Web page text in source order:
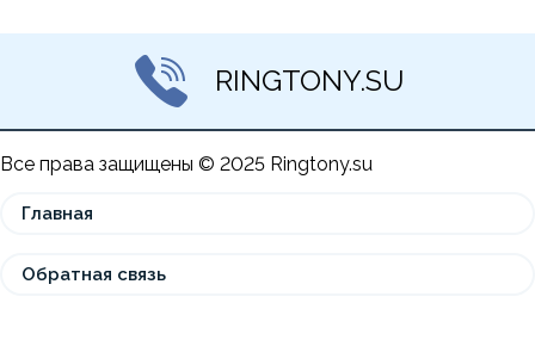
RINGTONY.SU
Все права защищены © 2025 Ringtony.su
Главная
Обратная связь